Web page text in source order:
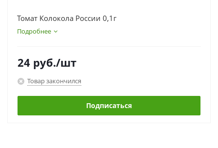
Томат Колокола России 0,1г
Подробнее
24 руб./шт
Товар закончился
Подписаться